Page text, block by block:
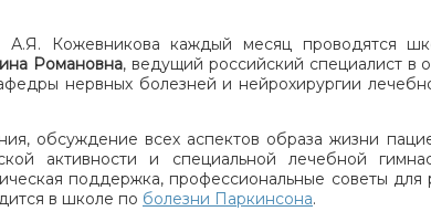
Кожевникова каждый месяц проводятся
Романовна, ведущий российский специалист в
нервных болезней и нейрохирургии
обсуждение всех аспектов образа жизни
активности и специальной лечебной
поддержка, профессиональные советы для
в школе по болезни Паркинсона.